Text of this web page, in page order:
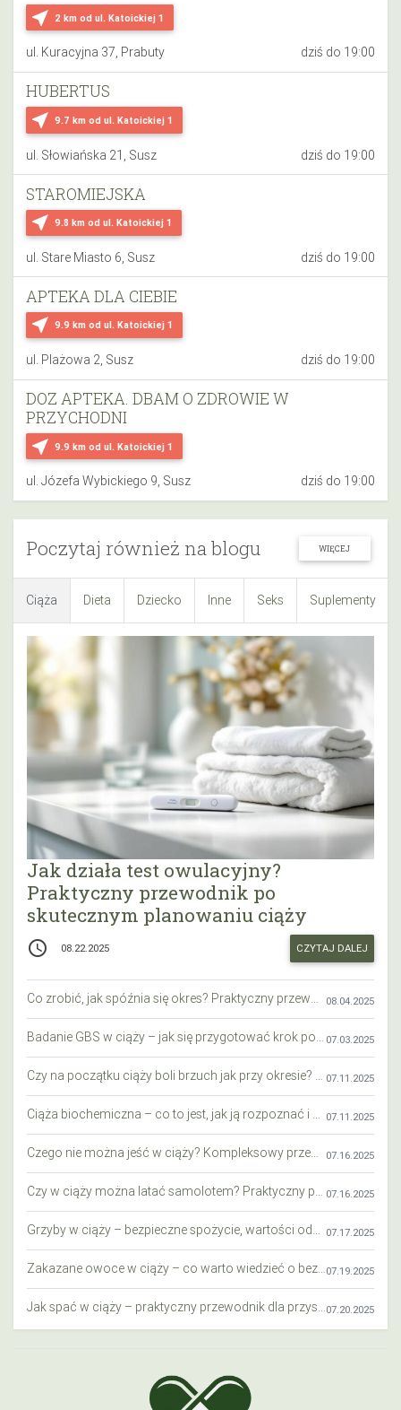
near_me 2 km od ul. Katoickiej 1
ul. Kuracyjna 37, Prabuty dziś do 19:00
near_me 9.7 km od ul. Katoickiej 1
HUBERTUS
ul. Słowiańska 21, Susz dziś do 19:00
near_me 9.8 km od ul. Katoickiej 1
STAROMIEJSKA
ul. Stare Miasto 6, Susz dziś do 19:00
near_me 9.9 km od ul. Katoickiej 1
APTEKA DLA CIEBIE
ul. Plażowa 2, Susz dziś do 19:00
near_me 9.9 km od ul. Katoickiej 1
DOZ APTEKA. DBAM O ZDROWIE W
PRZYCHODNI
ul. Józefa Wybickiego 9, Susz dziś do 19:00
Poczytaj również na blogu WIĘCEJ
Ciąża Dieta Dziecko Inne Seks Suplementy
Jak działa test owulacyjny?
Praktyczny przewodnik po
skutecznym planowaniu ciąży
access_time 08.22.2025 CZYTAJ DALEJ
Co zrobić, jak spóźnia się okres? Praktyczny przewodnik krok po kroku 08.04.2025
Badanie GBS w ciąży – jak się przygotować krok po kroku? 07.03.2025
Czy na początku ciąży boli brzuch jak przy okresie? Wyjaśniamy objawy i różnice 07.11.2025
Ciąża biochemiczna – co to jest, jak ją rozpoznać i co warto wiedzieć? 07.11.2025
Czego nie można jeść w ciąży? Kompleksowy przewodnik dla przyszłych mam 07.16.2025
Czy w ciąży można latać samolotem? Praktyczny przewodnik dla przyszłych mam 07.16.2025
Grzyby w ciąży – bezpieczne spożycie, wartości odżywcze i zagrożenia 07.17.2025
Zakazane owoce w ciąży – co warto wiedzieć o bezpieczeństwie diety przyszłej mamy?07.19.2025
Jak spać w ciąży – praktyczny przewodnik dla przyszłych mam07.20.2025